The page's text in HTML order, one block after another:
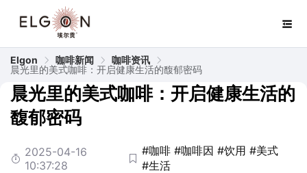
Elgon 咖啡新闻
咖啡资讯
晨光里的美式咖啡：开启健康生活的馥郁密码
晨光里的美式咖啡：开启健康生活的
馥郁密码
2025-04-16
10:37:28
#咖啡 #咖啡因 #饮用 #美式
#生活